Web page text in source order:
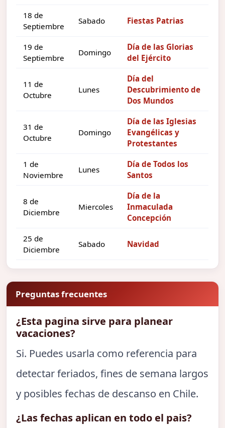
18 de
Septiembre
Sabado Fiestas Patrias
19 de
Septiembre
Domingo
Día de las Glorias
del Ejército
11 de
Octubre
Lunes
Día del
Descubrimiento de
Dos Mundos
31 de
Octubre
Domingo
Día de las Iglesias
Evangélicas y
Protestantes
1 de
Noviembre
Lunes
Día de Todos los
Santos
8 de
Diciembre
Miercoles
Día de la
Inmaculada
Concepción
25 de
Diciembre
Sabado Navidad
Preguntas frecuentes
¿Esta pagina sirve para planear
vacaciones?
Si. Puedes usarla como referencia para
detectar feriados, fines de semana largos
y posibles fechas de descanso en Chile.
¿Las fechas aplican en todo el pais?